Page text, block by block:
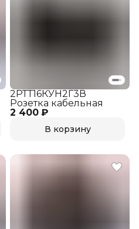
2 400 ₽
2РТТ16КУН2Г3В
Розетка кабельная
В корзину